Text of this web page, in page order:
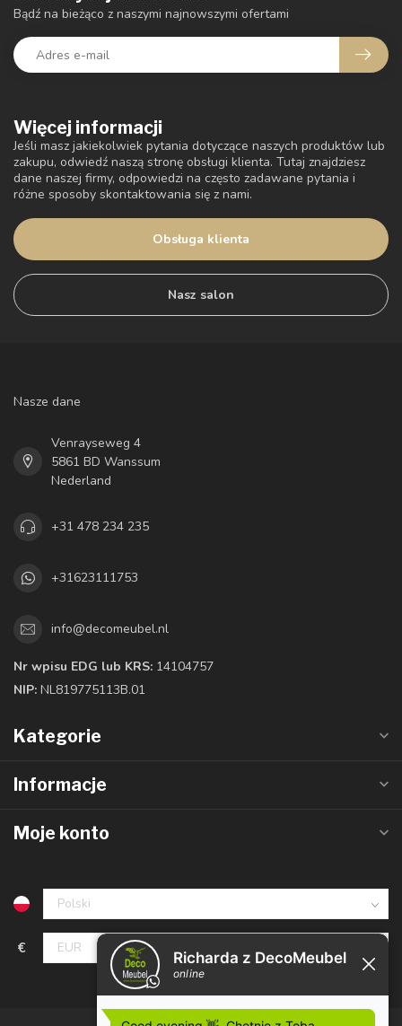
Więcej informacji
Jeśli masz jakiekolwiek pytania dotyczące naszych produktów lub
zakupu, odwiedź naszą stronę obsługi klienta. Tutaj znajdziesz
dane naszej firmy, odpowiedzi na często zadawane pytania i
różne sposoby skontaktowania się z nami.
Obsługa klienta
Nasz salon
Bądź na bieżąco z naszymi najnowszymi ofertami
Nasze dane
Venrayseweg 4
5861 BD Wanssum
Nederland
+31 478 234 235
+31623111753
info@decomeubel.nl
Nr wpisu EDG lub KRS: 14104757
NIP: NL819775113B.01
Kategorie
Informacje
Moje konto
€